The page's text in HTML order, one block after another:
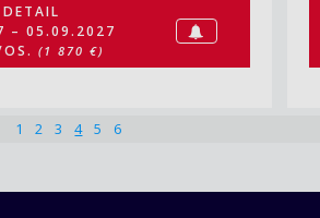
– 05.09.2027
OS.(1 870 €)
1 2 3 4 5 6